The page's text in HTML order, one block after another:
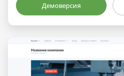
Демоверсия